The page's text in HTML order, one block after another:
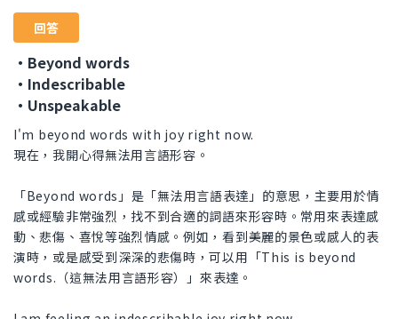
回答
・Beyond words
・Indescribable
・Unspeakable
I'm beyond words with joy right now.
現在，我開心得無法用言語形容。
「Beyond words」是「無法用言語表達」的意思，主要用於情
感或經驗非常強烈，找不到合適的詞語來形容時。常用來表達感
動、悲傷、喜悅等強烈情感。例如，看到美麗的景色或感人的表
演時，或是感受到深深的悲傷時，可以用「This is beyond
words.（這無法用言語形容）」來表達。